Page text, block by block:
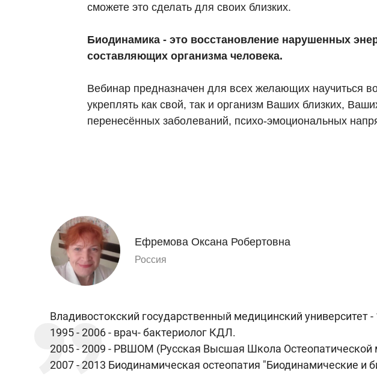
сможете это сделать для своих близких.
Биодинамика - это восстановление нарушенных
составляющих организма человека.
Вебинар предназначен для всех желающих научиться
укреплять как свой, так и организм Ваших близких,
перенесённых заболеваний, психо-эмоциональных
Владивостокский государственный медицинский университет -
1995 - 2006 - врач- бактериолог КДЛ.
2005 - 2009 - РВШОМ (Русская Высшая Школа Остеопатической
2007 - 2013 Биодинамическая остеопатия "Биодинамические и
Ефремова Оксана Робертовна
Россия